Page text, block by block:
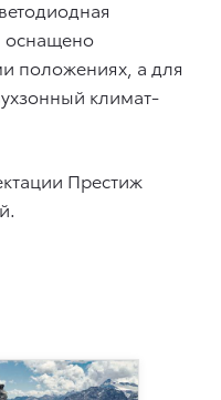
оснащено
положениях, а для
климат-
Престиж